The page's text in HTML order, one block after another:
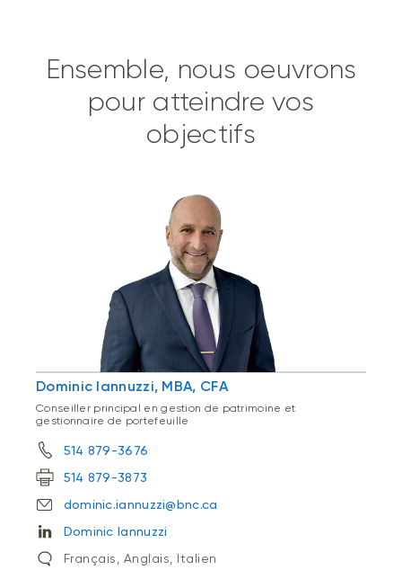
Ensemble, nous oeuvrons
pour atteindre vos
objectifs
Dominic Iannuzzi, MBA, CFA
Conseiller principal en gestion de patrimoine et
gestionnaire de portefeuille
514 879-3676
514 879-3873
dominic.iannuzzi@bnc.ca
Dominic Iannuzzi
Français, Anglais, Italien